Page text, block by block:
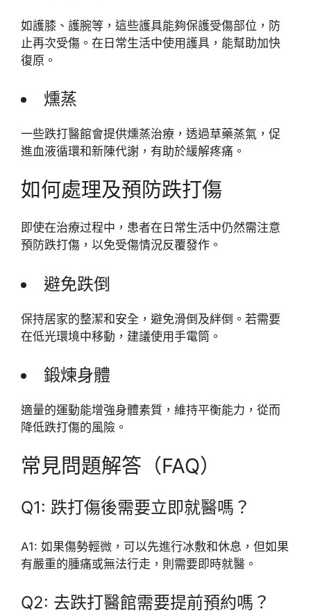
如護膝、護腕等，這些護具能夠保護受傷部位，防
止再次受傷。在日常生活中使用護具，能幫助加快
復原。
燻蒸
一些跌打醫館會提供燻蒸治療，透過草藥蒸氣，促
進血液循環和新陳代謝，有助於緩解疼痛。
如何處理及預防跌打傷
即使在治療过程中，患者在日常生活中仍然需注意
預防跌打傷，以免受傷情況反覆發作。
避免跌倒
保持居家的整潔和安全，避免滑倒及絆倒。若需要
在低光環境中移動，建議使用手電筒。
鍛煉身體
適量的運動能增強身體素質，維持平衡能力，從而
降低跌打傷的風險。
常見問題解答（FAQ）
Q1: 跌打傷後需要立即就醫嗎？
A1: 如果傷勢輕微，可以先進行冰敷和休息，但如果
有嚴重的腫痛或無法行走，則需要即時就醫。
Q2: 去跌打醫館需要提前預約嗎？